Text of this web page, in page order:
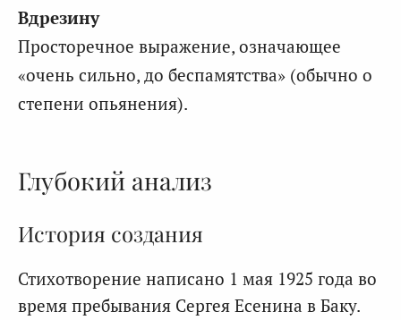
Вдрезину
Просторечное выражение, означающее
«очень сильно, до беспамятства» (обычно о
степени опьянения).
Глубокий анализ
История создания
Стихотворение написано 1 мая 1925 года во
время пребывания Сергея Есенина в Баку.